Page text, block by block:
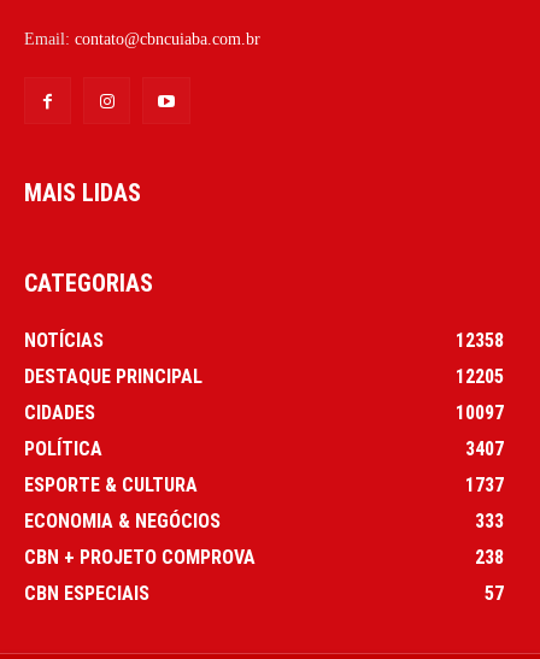
Email: contato@cbncuiaba.com.br
MAIS LIDAS
CATEGORIAS
NOTÍCIAS
12358
DESTAQUE PRINCIPAL
12205
CIDADES
10097
POLÍTICA
3407
ESPORTE & CULTURA
1737
ECONOMIA & NEGÓCIOS
333
CBN + PROJETO COMPROVA
238
CBN ESPECIAIS
57